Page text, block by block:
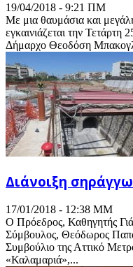
19/04/2018 - 9:21 ΠΜ
Με μια θαυμάσια και
εγκαινιάζεται την Τετάρτη
Δήμαρχο Θεοδόση
Διάνοιξη
17/01/2018 - 12:38 ΜΜ
Ο Πρόεδρος, Καθηγητής
Σύμβουλος, Θεόδωρος
Συμβούλιο της Αττικό
«Καλαμαριά»,...